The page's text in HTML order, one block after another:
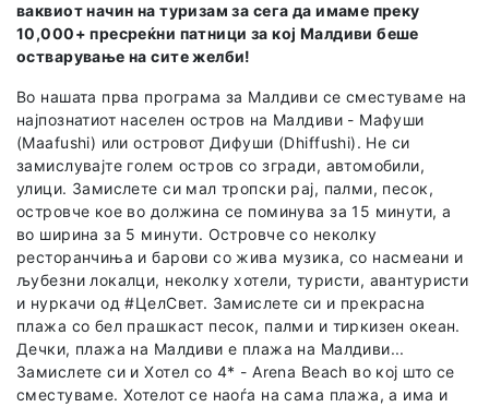
ваквиот начин на туризам за сега да имаме преку
10,000+ пресреќни патници за кој Малдиви беше
остварување на сите желби!
Во нашата прва програма за Малдиви се сместуваме на
најпознатиот населен остров на Малдиви - Мафуши
(Maafushi) или островот Дифуши (Dhiffushi). Не си
замислувајте голем остров со згради, автомобили,
улици. Замислете си мал тропски рај, палми, песок,
островче кое во должина се поминува за 15 минути, а
во ширина за 5 минути. Островче со неколку
ресторанчиња и барови со жива музика, со насмеани и
љубезни локалци, неколку хотели, туристи, авантуристи
и нуркачи од #ЦелСвет. Замислете си и прекрасна
плажа со бел прашкаст песок, палми и тиркизен океан.
Дечки, плажа на Малдиви е плажа на Малдиви...
Замислете си и Хотел со 4* - Arena Beach во кој што се
сместуваме. Хотелот се наоѓа на сама плажа, а има и